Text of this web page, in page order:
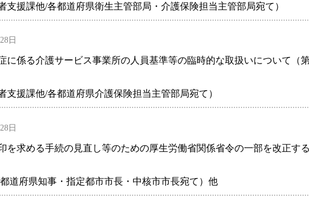
支援課他/各都道府県衛生主管部局・介護保険担当主管部局宛て）
日
に係る介護サービス事業所の人員基準等の臨時的な取扱いについて（
支援課他/各都道府県介護保険担当主管部局宛て）
日
を求める手続の見直し等のための厚生労働省関係省令の一部を改正す
道府県知事・指定都市市長・中核市市長宛て）他